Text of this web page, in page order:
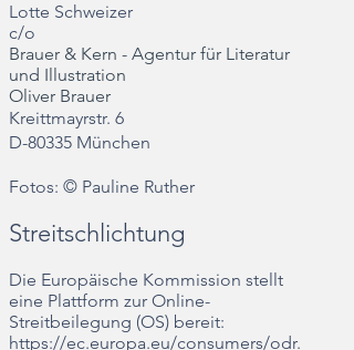
Lotte Schweizer
c/o
Brauer & Kern - Agentur für Literatur
und Illustration
Oliver Brauer
Kreittmayrstr. 6
D-80335 München
Fotos: © Pauline Ruther
Streitschlichtung
Die Europäische Kommission stellt
eine Plattform zur Online-
Streitbeilegung (OS) bereit:
https://ec.europa.eu/consumers/odr.